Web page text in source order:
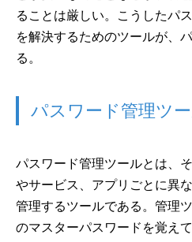
ることは厳しい。こうしたパ
を解決するためのツールが、
る。
パスワード管理ツ
パスワード管理ツールとは、
やサービス、アプリごとに異
管理するツールである。管理
のマスターパスワードを覚え